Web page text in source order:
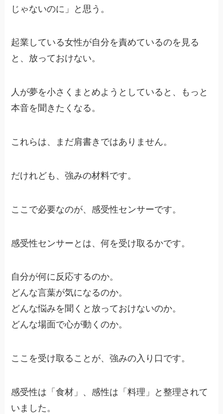
じゃないのに」と思う。
起業している女性が自分を責めているのを見る
と、放っておけない。
人が夢を小さくまとめようとしていると、もっと
本音を聞きたくなる。
これらは、まだ肩書きではありません。
だけれども、強みの材料です。
ここで必要なのが、感受性センサーです。
感受性センサーとは、何を受け取るかです。
自分が何に反応するのか。
どんな言葉が気になるのか。
どんな悩みを聞くと放っておけないのか。
どんな場面で心が動くのか。
ここを受け取ることが、強みの入り口です。
感受性は「食材」、感性は「料理」と整理されて
いました。